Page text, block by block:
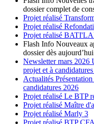
dossier complet de
Projet réalisé
Projet réalisé
Projet réalisé
Flash Info Nouveaux
dossier dès
Newsletter mars 2026
projet et à
Actualités
candidatures 2026
Projet réalisé Le BTP
Projet réalisé Maître
Projet réalisé Marly 3
Projet réalisé BTP